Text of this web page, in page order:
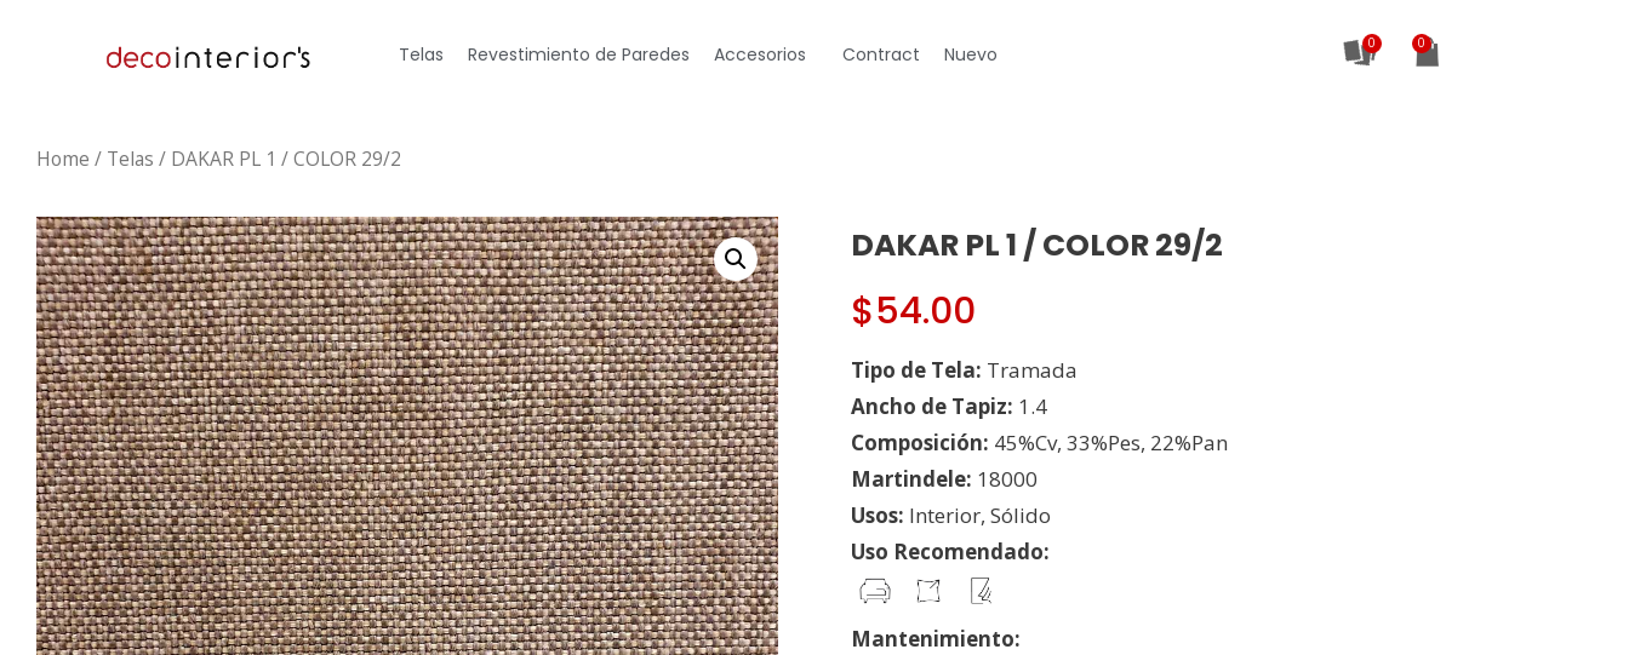
Telas Revestimiento de Paredes Accesorios Contract Nuevo 0
Home / Telas / DAKAR PL 1 / COLOR 29/2
DAKAR PL 1 / COLOR 29/2
$54.00
Tipo de Tela: Tramada
Ancho de Tapiz: 1.4
Composición: 45%Cv, 33%Pes, 22%Pan
Martindele: 18000
Usos: Interior, Sólido
Uso Recomendado:
Mantenimiento: